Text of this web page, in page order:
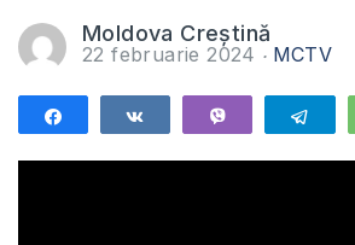
Moldova Creștină
22 februarie 2024 MCTV